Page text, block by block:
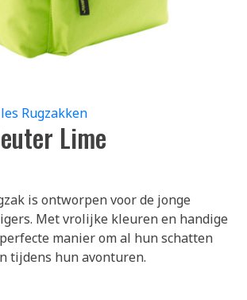
Rugzakken
Lime
is ontworpen voor de jonge
Met vrolijke kleuren en handige
manier om al hun schatten
tijdens hun avonturen.